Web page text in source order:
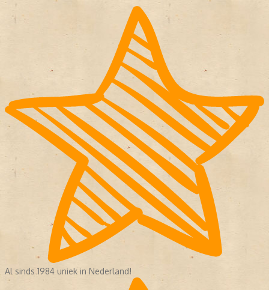
Al sinds 1984 uniek in Nederland!